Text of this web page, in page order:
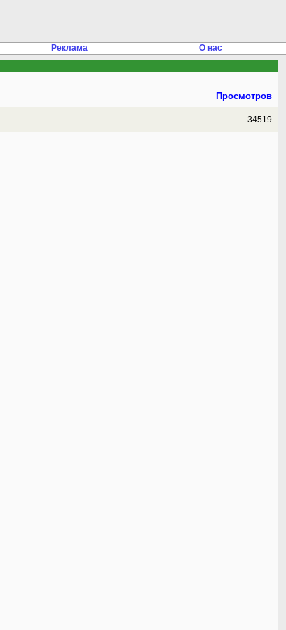
Реклама О нас
Просмотров
34519